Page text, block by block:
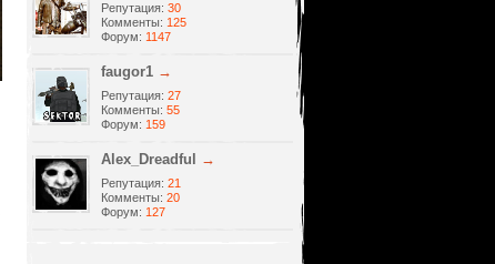
Репутация: 30
Комменты: 125
Форум: 1147
faugor1 →
Репутация: 27
Комменты: 55
Форум: 159
Alеx_Dreadful →
Репутация: 21
Комменты: 20
Форум: 127